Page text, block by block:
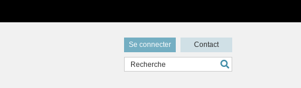
Se connecter Contact